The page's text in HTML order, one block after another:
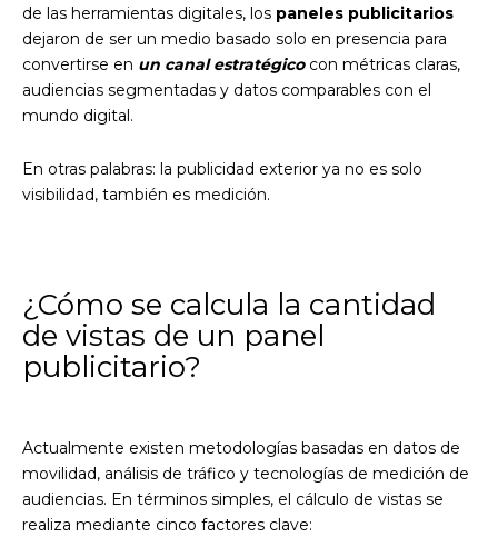
de las herramientas digitales, los paneles publicitarios
dejaron de ser un medio basado solo en presencia para
convertirse en un canal estratégicocon métricas claras,
audiencias segmentadas y datos comparables con el
mundo digital.
En otras palabras: la publicidad exterior ya no es solo
visibilidad, también es medición.
¿Cómo se calcula la cantidad
de vistas de un panel
publicitario?
Actualmente existen metodologías basadas en datos de
movilidad, análisis de tráfico y tecnologías de medición de
audiencias. En términos simples, el cálculo de vistas se
realiza mediante cinco factores clave: